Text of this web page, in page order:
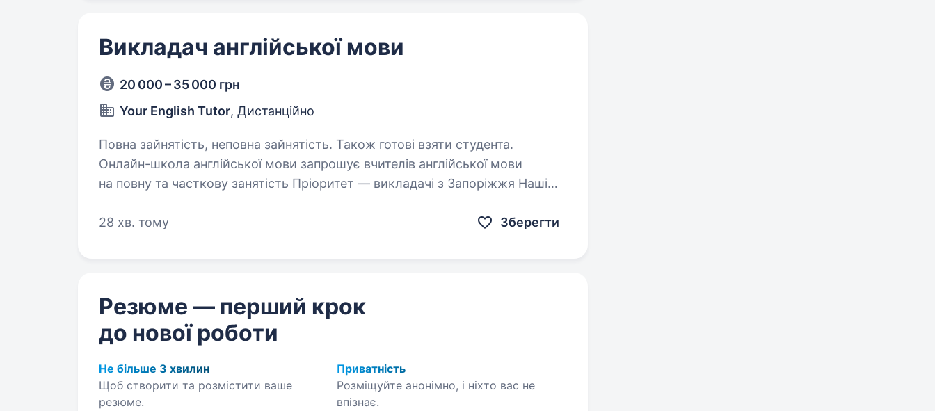
Викладач англійської мови
20 000 – 35 000 грн
Your English Tutor, Дистанційно
Повна зайнятість, неповна зайнятість. Також готові взяти студента.
Онлайн-школа англійської мови запрошує вчителів англійської мови
на повну та часткову занятість Пріоритет — викладачі з Запоріжжя Наші
інтернету,…
28 хв. тому Зберегти
Резюме — перший крок
до нової роботи
Не більше 3 хвилин
Щоб створити та розмістити ваше
резюме.
Приватність
Розміщуйте анонімно, і ніхто вас не
впізнає.